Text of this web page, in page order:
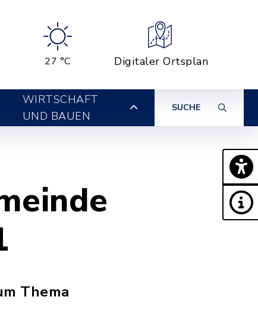
27 °C Digitaler Ortsplan
WIRTSCHAFT
UND BAUEN
SUCHE
Thema